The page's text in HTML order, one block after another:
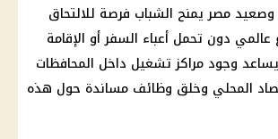
وصعيد مصر يمنح الشباب فرصة للالتحاق
دون تحمل أعباء السفر أو الإقامة
وجود مراكز تشغيل داخل المحافظات
المحلي وخلق وظائف مساندة حول هذه